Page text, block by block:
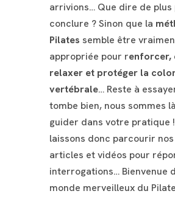
arrivions… Que dire de plus
conclure ? Sinon que la
Pilates semble être
appropriée pour renforcer,
relaxer et protéger la
vertébrale… Reste à
tombe bien, nous sommes
guider dans votre pratique
laissons donc parcourir
articles et vidéos pour
interrogations… Bienvenue
monde merveilleux du